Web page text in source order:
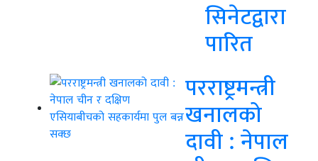
सिनेटद्वारा
पारित
परराष्ट्रमन्त्री
खनालको
दावी : नेपाल